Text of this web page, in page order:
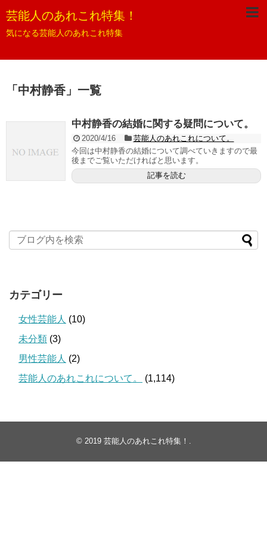
芸能人のあれこれ特集！
気になる芸能人のあれこれ特集
「 中村静香」 一覧
中村静香の結婚に関する疑問について。
2020/4/16
芸能人のあれこれについて。
今回は中村静香の結婚について調べていきますので最
後までご覧いただければと思います。
記事を読む
カテゴリー
女性芸能人 (10)
未分類 (3)
男性芸能人 (2)
芸能人のあれこれについて。
(1,114)
© 2019 芸能人のあれこれ特集！